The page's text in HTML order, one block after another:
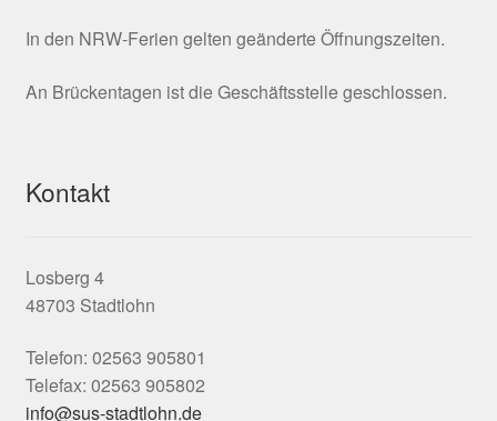
In den NRW-Ferien gelten geänderte Öffnungszeiten.
An Brückentagen ist die Geschäftsstelle geschlossen.
Kontakt
Losberg 4
48703 Stadtlohn
Telefon: 02563 905801
Telefax: 02563 905802
info@sus-stadtlohn.de